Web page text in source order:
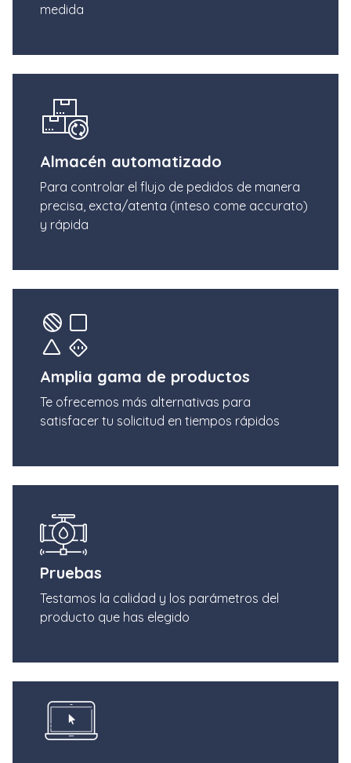
medida
Almacén automatizado
Para controlar el flujo de pedidos de manera
precisa, excta/atenta (inteso come accurato)
y rápida
Amplia gama de productos
Te ofrecemos más alternativas para
satisfacer tu solicitud en tiempos rápidos
Pruebas
Testamos la calidad y los parámetros del
producto que has elegido